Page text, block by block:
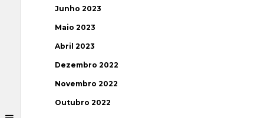
Junho 2023
Maio 2023
Abril 2023
Dezembro 2022
Novembro 2022
Outubro 2022